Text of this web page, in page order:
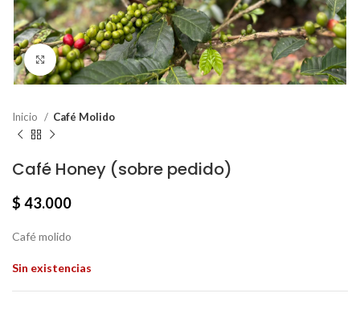
Click to enlarge
Inicio Café Molido
Café Honey (sobre pedido)
$ 43.000
Café molido
Sin existencias